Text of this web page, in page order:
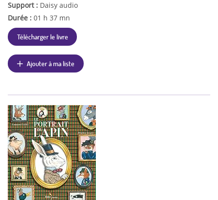
Support : Daisy audio
Durée : 01 h 37 mn
Télécharger le livre
Ajouter à ma liste